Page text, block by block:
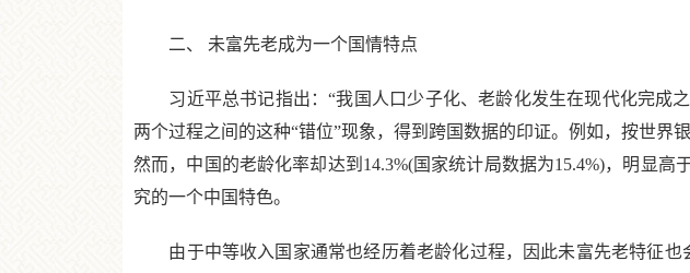
二、 未富先老成为一个国情特点
习近平总书记指出：“我国人口少子化、老龄化发生在现代化完成
两个过程之间的这种“错位”现象，得到跨国数据的印证。例如，按世界
然而，中国的老龄化率却达到14.3%(国家统计局数据为15.4%)，明显
究的一个中国特色。
由于中等收入国家通常也经历着老龄化过程，因此未富先老特征也